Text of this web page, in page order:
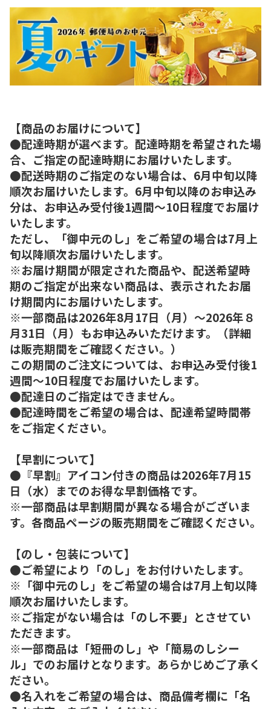
【商品のお届けについて】
●配達時期が選べます。配達時期を希望された場
合、ご指定の配達時期にお届けいたします。
●配送時期のご指定のない場合は、6月中旬以降
順次お届けいたします。6月中旬以降のお申込み
分は、お申込み受付後1週間～10日程度でお届け
いたします。
ただし、「御中元のし」をご希望の場合は7月上
旬以降順次お届けいたします。
※お届け期間が限定された商品や、配送希望時
期のご指定が出来ない商品は、表示されたお届
け期間内にお届けいたします。
※一部商品は2026年8月17日（月）～2026年８
月31日（月）もお申込みいただけます。（詳細
は販売期間をご確認ください。）
この期間のご注文については、お申込み受付後1
週間～10日程度でお届けいたします。
●配達日のご指定はできません。
●配達時間をご希望の場合は、配達希望時間帯
をご指定ください。
【早割について】
●『早割』アイコン付きの商品は2026年7月15
日（水）までのお得な早割価格です。
※一部商品は早割期間が異なる場合がございま
す。各商品ページの販売期間をご確認ください。
【のし・包装について】
●ご希望により「のし」をお付けいたします。
※「御中元のし」をご希望の場合は7月上旬以降
順次お届けいたします。
※ご指定がない場合は「のし不要」とさせてい
ただきます。
※一部商品は「短冊のし」や「簡易のしシー
ル」でのお届けとなります。あらかじめご了承く
ださい。
●名入れをご希望の場合は、商品備考欄に「名